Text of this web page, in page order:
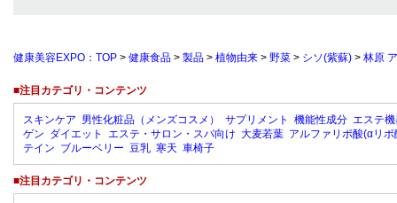
健康美容EXPO：TOP > 健康食品 > 製品 > 植物由来 > 野菜 > シソ(紫蘇) > 林原
■注目カテゴリ・コンテンツ
スキンケア 男性化粧品（メンズコスメ） サプリメント 機能性成分 エステ
ゲン ダイエット エステ・サロン・スパ向け 大麦若葉 アルファリポ酸(αリポ
テイン ブルーベリー 豆乳 寒天 車椅子
■注目カテゴリ・コンテンツ